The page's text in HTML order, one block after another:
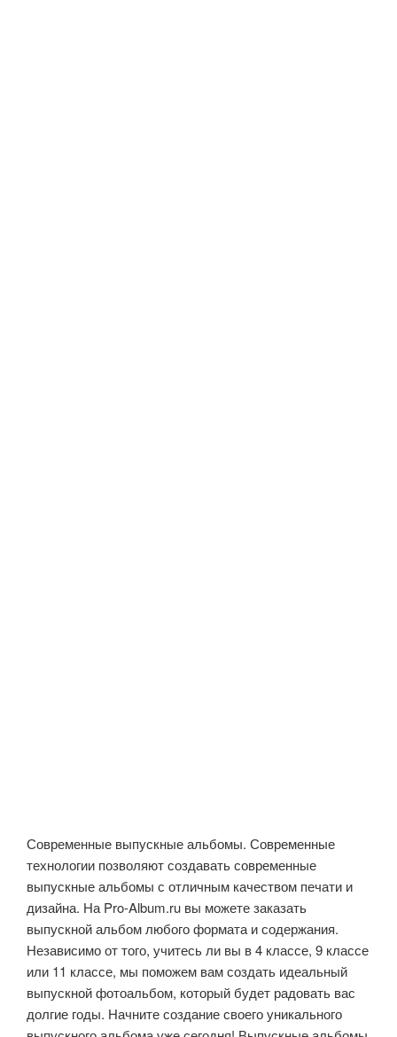
Современные выпускные альбомы. Современные
технологии позволяют создавать современные
выпускные альбомы с отличным качеством печати и
дизайна. На Pro-Album.ru вы можете заказать
выпускной альбом любого формата и содержания.
Независимо от того, учитесь ли вы в 4 классе, 9 классе
или 11 классе, мы поможем вам создать идеальный
выпускной фотоальбом, который будет радовать вас
долгие годы. Начните создание своего уникального